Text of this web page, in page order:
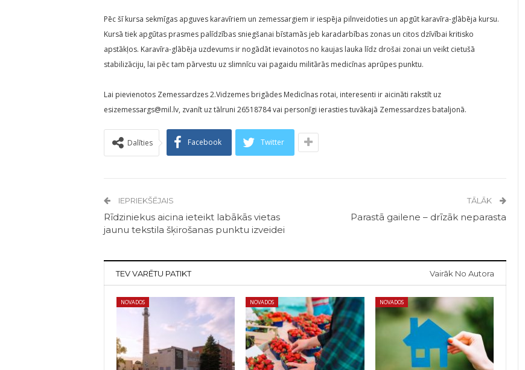
Pēc šī kursa sekmīgas apguves karavīriem un zemessargiem ir iespēja pilnveidoties un apgūt karavīra-glābēja kursu.
Kursā tiek apgūtas prasmes palīdzības sniegšanai bīstamās jeb karadarbības zonas un citos dzīvībai kritisko
apstākļos. Karavīra-glābēja uzdevums ir nogādāt ievainotos no kaujas lauka līdz drošai zonai un veikt cietušā
stabilizāciju, lai pēc tam pārvestu uz slimnīcu vai pagaidu militārās medicīnas aprūpes punktu.
Lai pievienotos Zemessardzes 2.Vidzemes brigādes Medicīnas rotai, interesenti ir aicināti rakstīt uz
esizemessargs@mil.lv, zvanīt uz tālruni 26518784 vai personīgi ierasties tuvākajā Zemessardzes bataljonā.
Dalīties Facebook Twitter
IEPRIEKŠĒJAIS
Rīdziniekus aicina ieteikt labākās vietas
jaunu tekstila šķirošanas punktu izveidei
TĀLĀK
Parastā gailene – drīzāk neparasta
TEV VARĒTU PATIKT Vairāk No Autora
NOVADOS NOVADOS NOVADOS